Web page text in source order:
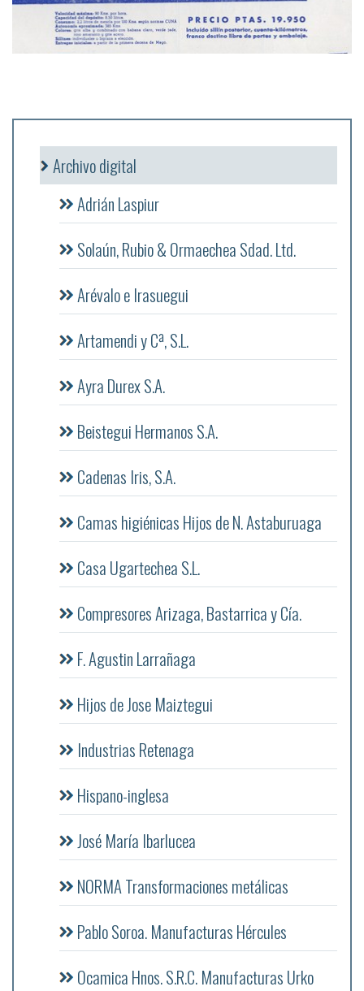
Archivo digital
Adrián Laspiur
Solaún, Rubio & Ormaechea Sdad. Ltd.
Arévalo e Irasuegui
Artamendi y Cª, S.L.
Ayra Durex S.A.
Beistegui Hermanos S.A.
Cadenas Iris, S.A.
Camas higiénicas Hijos de N. Astaburuaga
Casa Ugartechea S.L.
Compresores Arizaga, Bastarrica y Cía.
F. Agustin Larrañaga
Hijos de Jose Maiztegui
Industrias Retenaga
Hispano-inglesa
José María Ibarlucea
NORMA Transformaciones metálicas
Pablo Soroa. Manufacturas Hércules
Ocamica Hnos. S.R.C. Manufacturas Urko